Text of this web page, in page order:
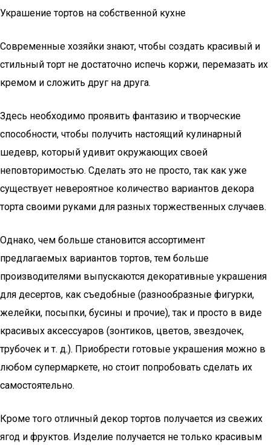
Украшение тортов на собственной кухне
Современные хозяйки знают, чтобы создать красивый и
стильный торт не достаточно испечь коржи, перемазать их
кремом и сложить друг на друга.
Здесь необходимо проявить фантазию и творческие
способности, чтобы получить настоящий кулинарный
шедевр, который удивит окружающих своей
неповторимостью. Сделать это не просто, так как уже
существует невероятное количество вариантов декора
торта своими руками для разных торжественных случаев.
Однако, чем больше становится ассортимент
предлагаемых вариантов тортов, тем больше
производителями выпускаются декоративные украшения
для десертов, как съедобные (разнообразные фигурки,
желейки, посыпки, бусины и прочие), так и просто в виде
красивых аксессуаров (зонтиков, цветов, звездочек,
трубочек и т. д.). Приобрести готовые украшения можно в
любом супермаркете, но стоит попробовать сделать их
самостоятельно.
Кроме того отличный декор тортов получается из свежих
ягод и фруктов. Изделие получается не только красивым